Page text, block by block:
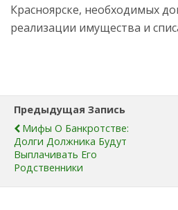
Красноярске, необходимых
реализации имущества и
Предыдущая Запись
Мифы О Банкротстве:
Долги Должника Будут
Выплачивать Его
Родственники